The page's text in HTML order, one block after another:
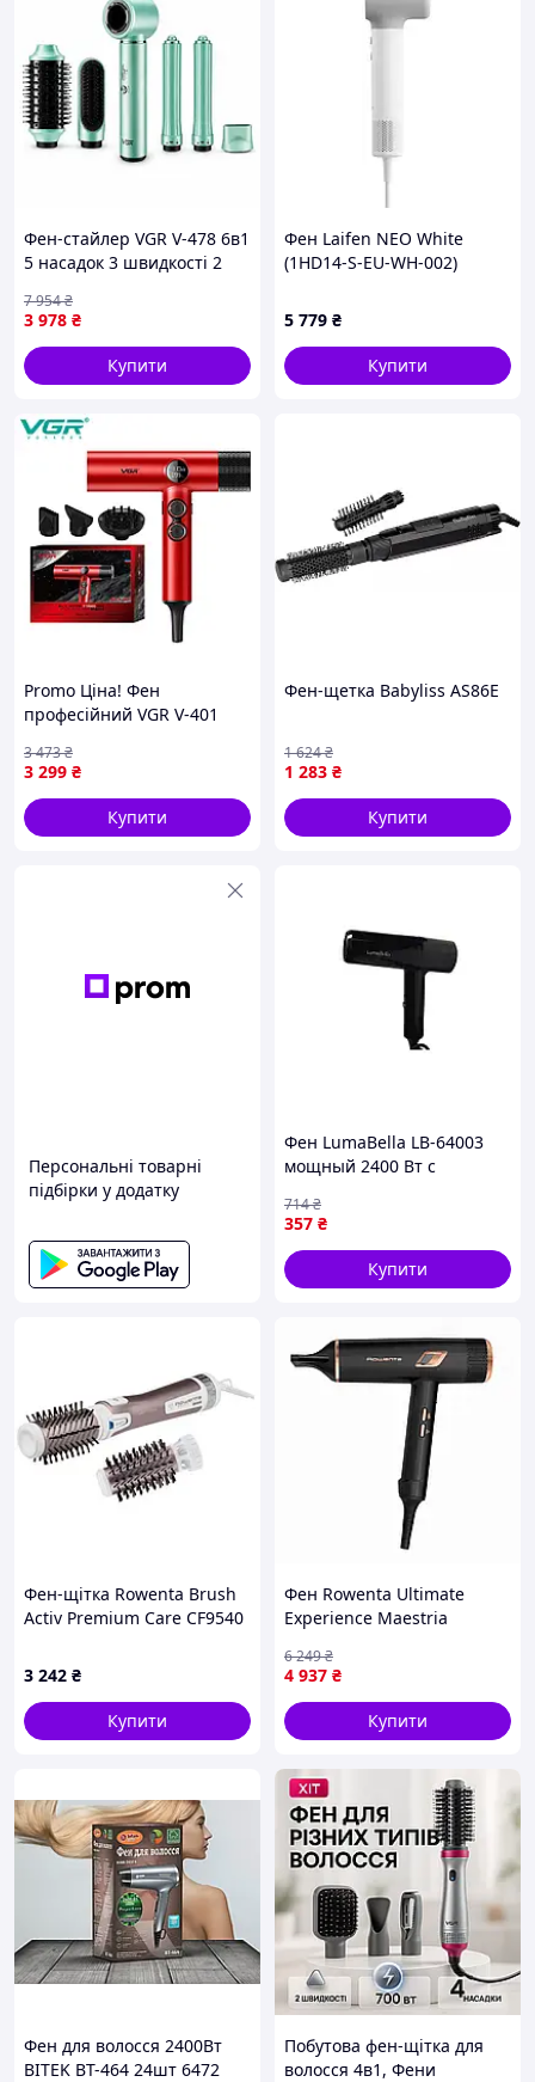
Комплектація:
Фен Gemei
Насадка-концентратор
Упаковка
Фен-стайлер VGR V-478 6в1
5 насадок 3 швидкості 2
1400Вт GREEN CV-56
3 978 ₴
7 954₴
Купити
Фен Laifen NEO White
(1HD14-S-EU-WH-002)
5 779 ₴
Купити
Promo Ціна! Фен
професійний VGR V-401
ZaGrosh.com.ua
3 299 ₴
3 473₴
Купити
Фен-щетка Babyliss AS86E
1 283 ₴
1 624₴
Купити
Персональні товарні
підбірки у додатку
Фен LumaBella LB-64003
мощный 2400 Вт с
волосами и
предотвращения
перегрева
357 ₴
714₴
Купити
Фен-щітка Rowenta Brush
Activ Premium Care CF9540
3 242 ₴
Купити
Фен Rowenta Ultimate
Experience Maestria
4 937 ₴
6 249₴
Купити
Фен для волосся 2400Вт
BITEK BT-464 24шт 6472
Побутова фен-щітка для
волосся 4в1, Фени